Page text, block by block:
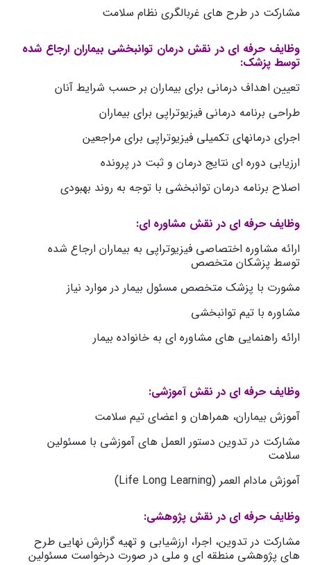
مشارکت در طرح های غربالگری نظام سلامت
وظایف حرفه ای در نقش درمان توانبخشی بیماران ارجاع شده
توسط پزشک:
تعیین اهداف درمانی برای بیماران بر حسب شرایط آنان
طراحی برنامه درمانی فیزیوتراپی برای بیماران
اجرای درمانهای تکمیلی فیزیوتراپی برای مراجعین
ارزیابی دوره ای نتایج درمان و ثبت در پرونده
اصلاح برنامه درمان توانبخشی با توجه به روند بهبودی
وظایف حرفه ای در نقش مشاوره ای:
ارائه مشاوره اختصاصی فیزیوتراپی به بیماران ارجاع شده
توسط پزشکان متخصص
مشورت با پزشک متخصص مسئول بیمار در موارد نیاز
مشاوره با تیم توانبخشی
ارائه راهنمایی های مشاوره ای به خانواده بیمار
وظایف حرفه ای در نقش آموزشی:
آموزش بیماران، همراهان و اعضای تیم سلامت
مشارکت در تدوین دستور العمل های آموزشی با مسئولین
سلامت
آموزش مادام العمر (Life Long Learning)
وظایف حرفه ای در نقش پژوهشی:
مشارکت در تدوین، اجرا، ارزشیابی و تهیه گزارش نهایی طرح
های پژوهشی منطقه ای و ملی در صورت درخواست مسئولین